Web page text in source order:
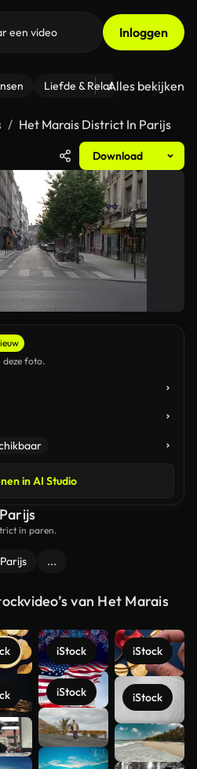
Inloggen
Liefde & Relaties - Fitness
Alles bekijken
Het Marais District In Parijs
Download
deze foto.
in AI Studio
in paren.
Parijs ...
van Het Marais
iStock
iStock
iStock
iStock
Meer
bekijken